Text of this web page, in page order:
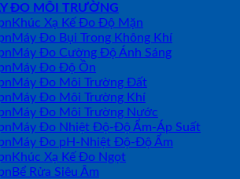
ĐO MÔI TRƯỜNG
Khúc Xạ Kế Đo Độ Mặn
Máy Đo Bụi Trong Không Khí
Máy Đo Cường Độ Ánh Sáng
Máy Đo Độ Ồn
Máy Đo Môi Trường Đất
Máy Đo Môi Trường Khí
Máy Đo Môi Trường Nước
Máy Đo Nhiệt Độ-Độ Ẩm-Áp Suất
Máy Đo pH-Nhiệt Độ-Độ Ẩm
Khúc Xạ Kế Đo Ngọt
Bể Rửa Siêu Âm